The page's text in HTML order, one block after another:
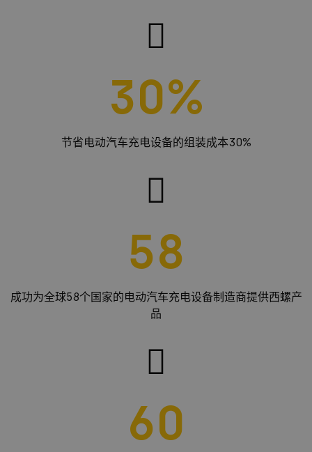
30%
节省电动汽车充电设备的组装成本30%
58
成功为全球58个国家的电动汽车充电设备制造商提供西螺产
品
60